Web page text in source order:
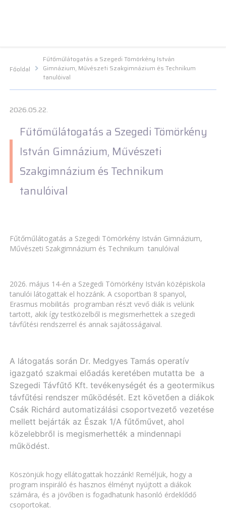
Főoldal
Fűtőműlátogatás a Szegedi Tömörkény István
Gimnázium, Művészeti Szakgimnázium és Technikum
tanulóival
2026.05.22.
Fűtőműlátogatás a Szegedi Tömörkény
István Gimnázium, Művészeti
Szakgimnázium és Technikum
tanulóival
Fűtőműlátogatás a Szegedi Tömörkény István Gimnázium,
Művészeti Szakgimnázium és Technikum tanulóival
2026. május 14-én a Szegedi Tömörkény István középiskola
tanulói látogattak el hozzánk. A csoportban 8 spanyol,
Erasmus mobilitás programban részt vevő diák is velünk
tartott, akik így testközelből is megismerhettek a szegedi
távfűtési rendszerrel és annak sajátosságaival.
A látogatás során Dr. Medgyes Tamás operatív
igazgató szakmai előadás keretében mutatta be a
Szegedi Távfűtő Kft. tevékenységét és a geotermikus
távfűtési rendszer működését. Ezt követően a diákok
Csák Richárd automatizálási csoportvezető vezetése
mellett bejárták az Észak 1/A fűtőművet, ahol
közelebbről is megismerhették a mindennapi
működést.
Köszönjük hogy ellátogattak hozzánk! Reméljük, hogy a
program inspiráló és hasznos élményt nyújtott a diákok
számára, és a jövőben is fogadhatunk hasonló érdeklődő
csoportokat.